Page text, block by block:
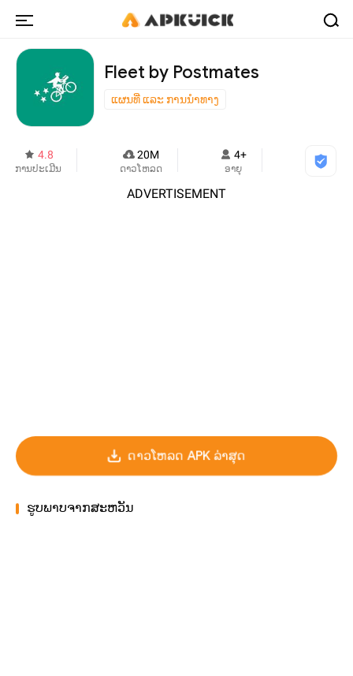
Fleet by Postmates
ແຜນທີ່ ແລະ ການນຳທາງ
4.8
ການປະເມີນ
20M
ດາວໂຫລດ
4+
ອາຍຸ
ADVERTISEMENT
ດາວໂຫລດ APK ລ່າສຸດ
ຮູບພາບຈາກສະຫວັນ